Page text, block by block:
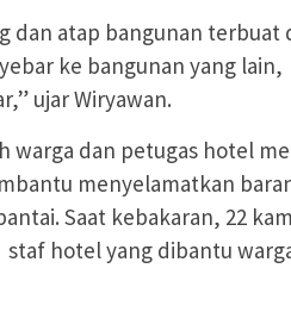
dan atap bangunan terbuat
ke bangunan yang lain,
ujar Wiryawan.
warga dan petugas hotel
menyelamatkan
Saat kebakaran, 22
hotel yang dibantu